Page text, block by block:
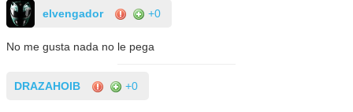
elvengador +0
No me gusta nada no le pega
DRAZAHOIB +0